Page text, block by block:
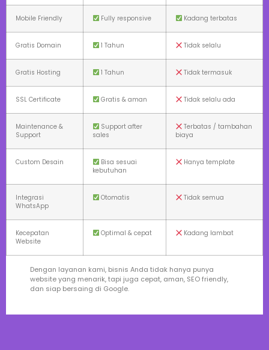
Mobile Friendly Fully responsive Kadang terbatas
Gratis Domain 1 Tahun Tidak selalu
Gratis Hosting 1 Tahun Tidak termasuk
SSL Certificate Gratis & aman Tidak selalu ada
Maintenance &
Support
Support after
sales
Terbatas / tambahan
biaya
Custom Desain
Bisa sesuai
kebutuhan
Hanya template
Integrasi
WhatsApp
Otomatis Tidak semua
Kecepatan
Website
Optimal & cepat Kadang lambat
Dengan layanan kami, bisnis Anda tidak hanya punya
website yang menarik, tapi juga cepat, aman, SEO friendly,
dan siap bersaing di Google.